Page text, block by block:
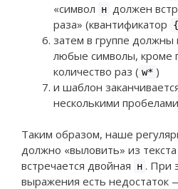
«символ
н должен
раза» (квантификатор
затем в группе должны
любые символы, кроме
количество раз ( w* )
и шаблон
несколькими пробелами
Таким образом, наше
должно «выловить» из
встречается двойная
н . При
выражения есть недостаток